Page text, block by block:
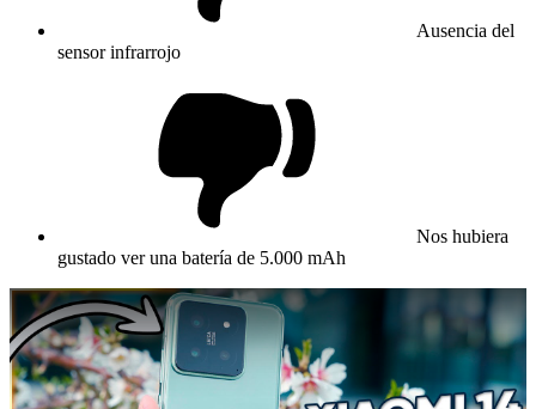
Ausencia del
sensor infrarrojo
Nos hubiera
gustado ver una batería de 5.000 mAh